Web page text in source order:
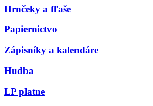
Hrnčeky a fľaše
Papiernictvo
Zápisníky a kalendáre
Hudba
LP platne